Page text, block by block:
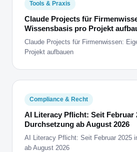
Tools & Praxis
Claude Projects für
Wissensbasis pro Projekt
Claude Projects für Firmenwissen:
Projekt aufbauen
Compliance & Recht
AI Literacy Pflicht: Seit Februar
Durchsetzung ab August 2026
AI Literacy Pflicht: Seit Februar 2025
ab August 2026